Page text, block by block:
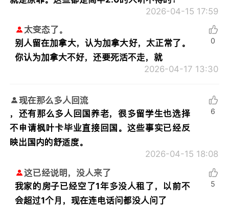
2026-04-15 17:59
太变态了。
别人留在加拿大，认为加拿大好，太正常了。
你认为加拿大不好，还要死活不走，就
2026-04-17 13:30
0
现在那么多人回流
，还有那么多人回国养老，很多留学生也选择
不申请枫叶卡毕业直接回国。这些事实已经反
映出国内的舒适度。
2026-04-15 18:08
6
这已经说明，没人来了
我家的房子已经空了1年多没人租了，以前不
会超过1个月，现在连电话问都没人问了
5